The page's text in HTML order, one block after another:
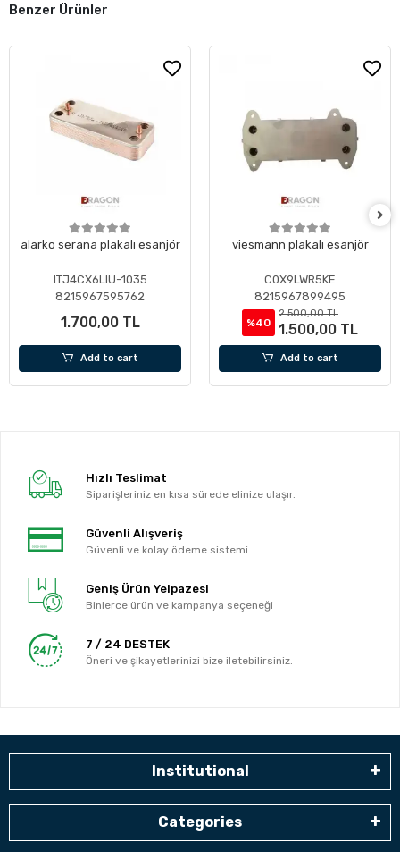
Benzer Ürünler
alarko serana plakalı esanjör
ITJ4CX6LIU-1035
8215967595762
1.700,00 TL
Add to cart
viesmann plakalı esanjör
C0X9LWR5KE
8215967899495
%40
2.500,00 TL
1.500,00 TL
Add to cart
Hızlı Teslimat
Siparişleriniz en kısa sürede elinize ulaşır.
Güvenli Alışveriş
Güvenli ve kolay ödeme sistemi
Geniş Ürün Yelpazesi
Binlerce ürün ve kampanya seçeneği
7 / 24 DESTEK
Öneri ve şikayetlerinizi bize iletebilirsiniz.
Institutional
Categories